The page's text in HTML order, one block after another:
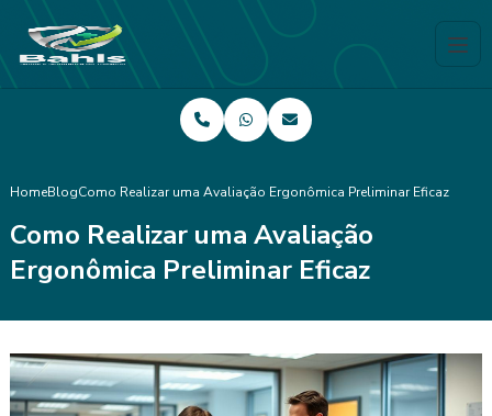
HomeBlogComo Realizar uma Avaliação Ergonômica Preliminar Eficaz
Como Realizar uma Avaliação
Ergonômica Preliminar Eficaz